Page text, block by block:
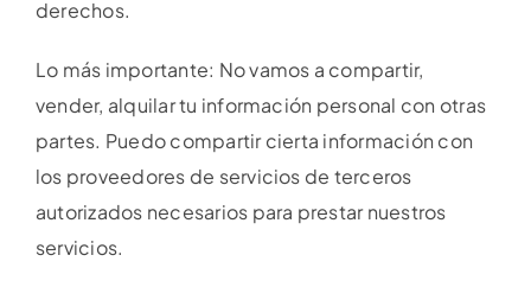
derechos.
Lo más importante: No vamos a compartir,
vender, alquilar tu información personal con otras
partes. Puedo compartir cierta información con
los proveedores de servicios de terceros
autorizados necesarios para prestar nuestros
servicios.